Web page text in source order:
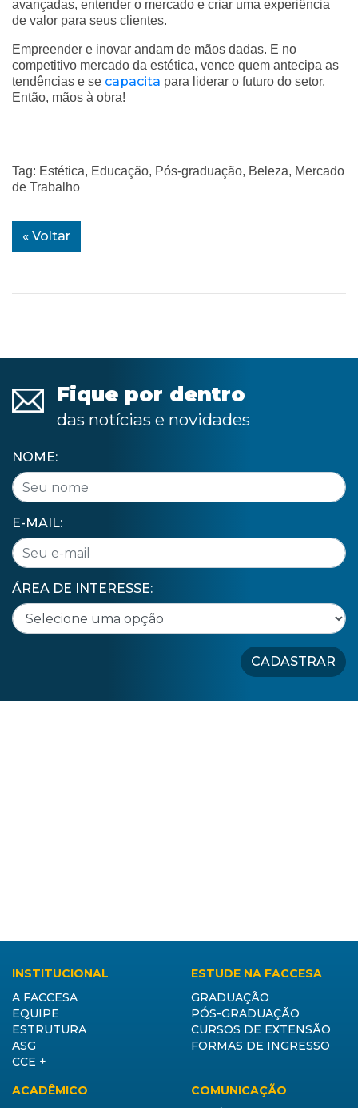
avançadas, entender o mercado e criar uma experiência
de valor para seus clientes.
Empreender e inovar andam de mãos dadas. E no
competitivo mercado da estética, vence quem antecipa as
tendências e se capacita para liderar o futuro do setor.
Então, mãos à obra!
Tag: Estética, Educação, Pós-graduação, Beleza, Mercado
de Trabalho
« Voltar
Fique por dentro
das notícias e novidades
NOME:
E-MAIL:
ÁREA DE INTERESSE:
CADASTRAR
INSTITUCIONAL
A FACCESA
EQUIPE
ESTRUTURA
ASG
CCE +
ESTUDE NA FACCESA
GRADUAÇÃO
PÓS-GRADUAÇÃO
CURSOS DE EXTENSÃO
FORMAS DE INGRESSO
ACADÊMICO
COMUNICAÇÃO